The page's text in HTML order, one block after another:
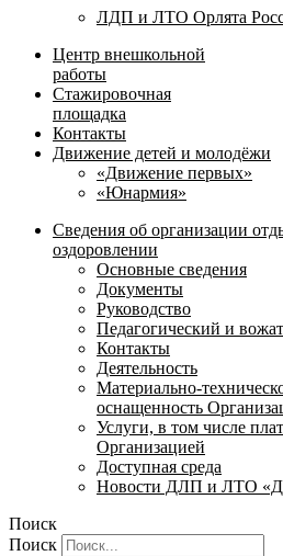
ЛДП и ЛТО Орлята
Центр внешкольной
работы
Стажировочная
площадка
Контакты
Движение детей и молодёжи
«Движение первых»
«Юнармия»
Сведения об организации
оздоровлении
Основные сведения
Документы
Руководство
Педагогический и
Контакты
Деятельность
Материально-
оснащенность
Услуги, в том числе
Организацией
Доступная среда
Новости ДЛП и ЛТО
Поиск
Поиск